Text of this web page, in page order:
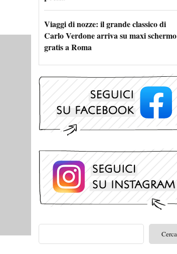
Viaggi di nozze: il grande classico di
Carlo Verdone arriva su maxi schermo
gratis a Roma